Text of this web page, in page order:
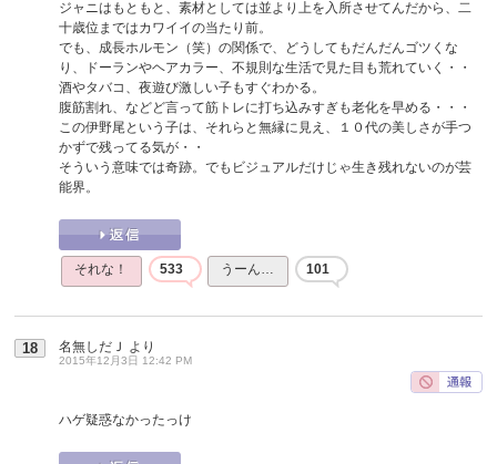
ジャニはもともと、素材としては並より上を入所させてんだから、二
十歳位まではカワイイの当たり前。
でも、成長ホルモン（笑）の関係で、どうしてもだんだんゴツくな
り、ドーランやヘアカラー、不規則な生活で見た目も荒れていく・・
酒やタバコ、夜遊び激しい子もすぐわかる。
腹筋割れ、などど言って筋トレに打ち込みすぎも老化を早める・・・
この伊野尾という子は、それらと無縁に見え、１０代の美しさが手つ
かずで残ってる気が・・
そういう意味では奇跡。でもビジュアルだけじゃ生き残れないのが芸
能界。
それな！ 533 うーん… 101
18 名無しだＪ より
2015年12月3日 12:42 PM
ハゲ疑惑なかったっけ